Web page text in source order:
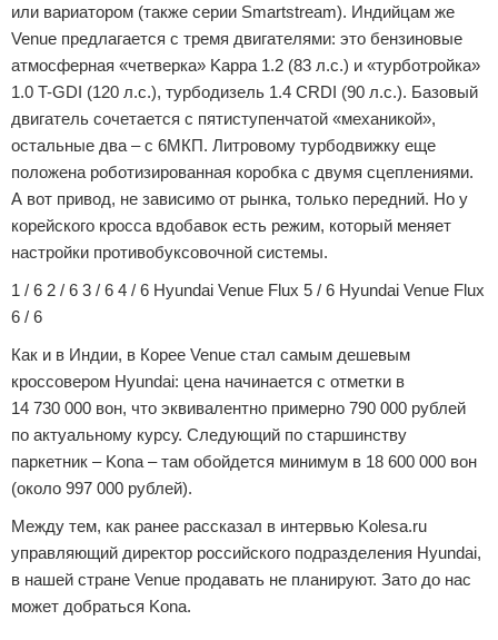
или вариатором (также серии Smartstream). Индийцам же
Venue предлагается с тремя двигателями: это бензиновые
атмосферная «четверка» Kappa 1.2 (83 л.с.) и «турботройка»
1.0 T-GDI (120 л.с.), турбодизель 1.4 CRDI (90 л.с.). Базовый
двигатель сочетается с пятиступенчатой «механикой»,
остальные два – с 6МКП. Литровому турбодвижку еще
положена роботизированная коробка с двумя сцеплениями.
А вот привод, не зависимо от рынка, только передний. Но у
корейского кросса вдобавок есть режим, который меняет
настройки противобуксовочной системы.
1 / 6 2 / 6 3 / 6 4 / 6 Hyundai Venue Flux 5 / 6 Hyundai Venue Flux
6 / 6
Как и в Индии, в Корее Venue стал самым дешевым
кроссовером Hyundai: цена начинается с отметки в
14 730 000 вон, что эквивалентно примерно 790 000 рублей
по актуальному курсу. Следующий по старшинству
паркетник – Kona – там обойдется минимум в 18 600 000 вон
(около 997 000 рублей).
Между тем, как ранее рассказал в интервью Kolesa.ru
управляющий директор российского подразделения Hyundai,
в нашей стране Venue продавать не планируют. Зато до нас
может добраться Kona.